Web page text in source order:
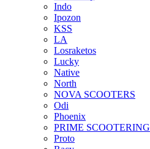
Indo
Ipozon
KSS
LA
Losraketos
Lucky
Native
North
NOVA SCOOTERS
Odi
Phoenix
PRIME SCOOTERING
Proto